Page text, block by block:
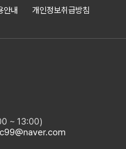
안내
개인정보취급방침
~ 13:00)